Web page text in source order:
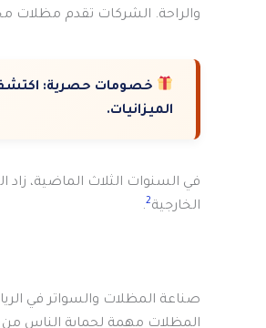
والراحة. الشركات تقدم مظلات
خصومات حصرية:
الميزانيات.
الخارجية2
.
صناعة المظلات والسواتر في الرياض تزداد بنسبة 15% سنويًا. هذا بسبب